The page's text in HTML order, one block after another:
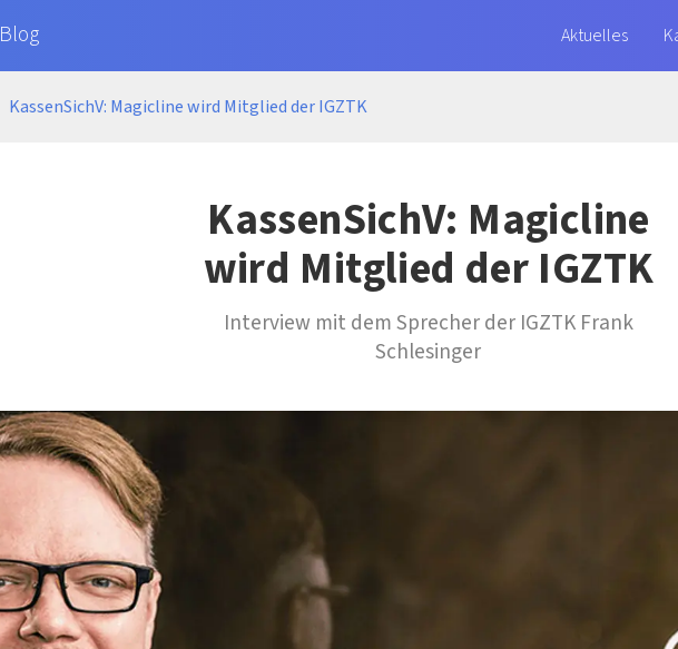
Blog Aktuelles
KassenSichV: Magicline wird Mitglied der IGZTK
KassenSichV: Magicline
wird Mitglied der IGZTK
Interview mit dem Sprecher der IGZTK Frank
Schlesinger